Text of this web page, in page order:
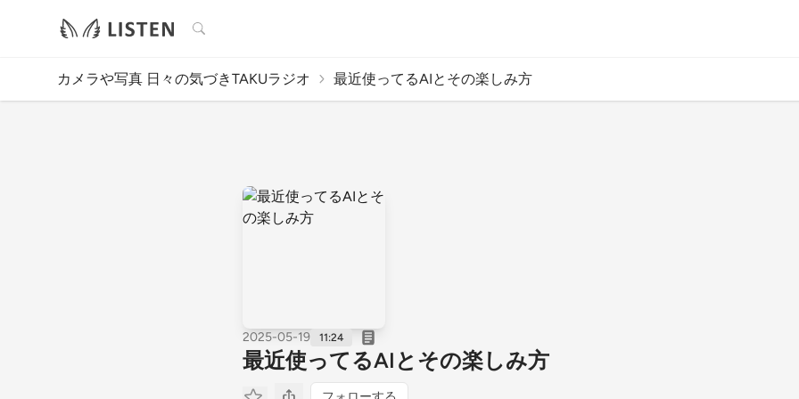
検索
カメラや写真 日々の気づきTAKUラジオ 最近使ってるAIとその楽しみ方
2025-05-19 11:24
最近使ってるAIとその楽しみ方